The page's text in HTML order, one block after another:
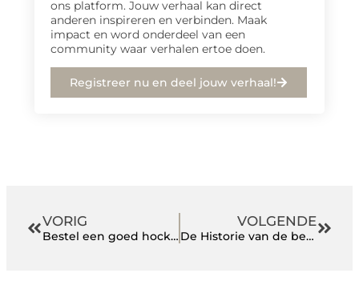
ons platform. Jouw verhaal kan direct
anderen inspireren en verbinden. Maak
impact en word onderdeel van een
community waar verhalen ertoe doen.
Registreer nu en deel jouw verhaal!
VORIG
Bestel een goed hockeybitje en voorkom ongelukken
VOLGENDE
De Historie van de beste worstenbroodjes